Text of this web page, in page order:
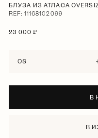
БЛУЗА ИЗ АТЛАСА
REF: 11168102099
23 000 ₽
OS
В
В